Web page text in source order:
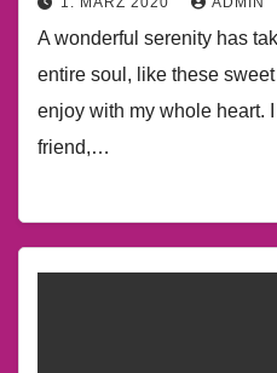
A wonderful serenity has
entire soul, like these
enjoy with my whole heart.
friend,…